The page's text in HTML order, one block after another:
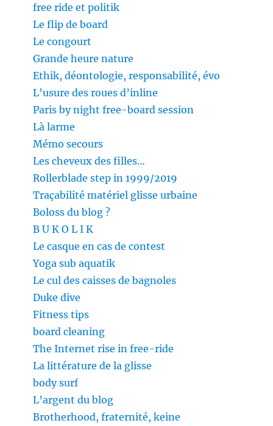
free ride et politik
Le flip de board
Le congourt
Grande heure nature
Ethik, déontologie, responsabilité, évo
L’usure des roues d’inline
Paris by night free-board session
Là larme
Mémo secours
Les cheveux des filles…
Rollerblade step in 1999/2019
Traçabilité matériel glisse urbaine
Boloss du blog ?
B U K O L I K
Le casque en cas de contest
Yoga sub aquatik
Le cul des caisses de bagnoles
Duke dive
Fitness tips
board cleaning
The Internet rise in free-ride
La littérature de la glisse
body surf
L’argent du blog
Brotherhood, fraternité, keine